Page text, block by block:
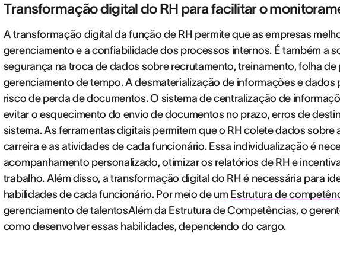
Transformação digital do RH para facilitar o
A transformação digital da função de RH permite que as empresas
gerenciamento e a confiabilidade dos processos internos. É também a
segurança na troca de dados sobre recrutamento, treinamento, folha
gerenciamento de tempo. A desmaterialização de informações e dados
risco de perda de documentos. O sistema de centralização de
evitar o esquecimento do envio de documentos no prazo, erros de
sistema. As ferramentas digitais permitem que o RH colete dados sobre
carreira e as atividades de cada funcionário. Essa individualização é
acompanhamento personalizado, otimizar os relatórios de RH e
trabalho. Além disso, a transformação digital do RH é necessária para
habilidades de cada funcionário. Por meio de um Estrutura de
gerenciamento de talentosAlém da Estrutura de Competências, o
como desenvolver essas habilidades, dependendo do cargo.